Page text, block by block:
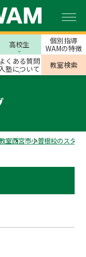
高校生
個別指導
WAMの特徴
よくある質問
入塾について
教室検索
室西宮市小曽根校のスタッ